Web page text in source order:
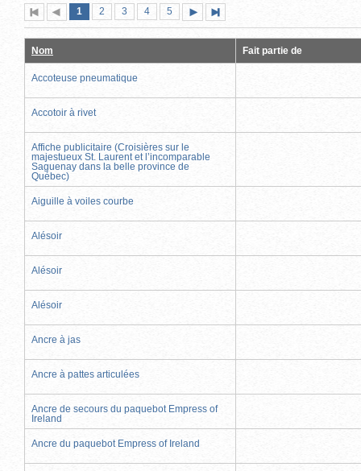
Première
page
Page
précédente
Page
1 (page
actuelle)
Page
2 Page
3 Page
4 Page
5
suivante
page
Nom Fait partie de
Accoteuse pneumatique
Accotoir à rivet
Affiche publicitaire (Croisières sur le
majestueux St. Laurent et l’incomparable
Saguenay dans la belle province de
Québec)
Aiguille à voiles courbe
Alésoir
Alésoir
Alésoir
Ancre à jas
Ancre à pattes articulées
Ancre de secours du paquebot Empress of
Ireland
Ancre du paquebot Empress of Ireland